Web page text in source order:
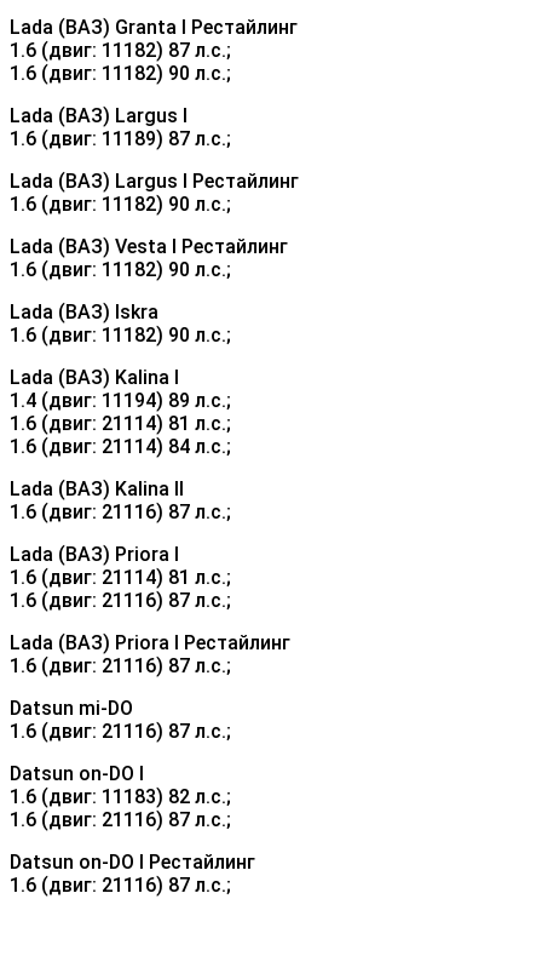
Lada (ВАЗ) Granta I Рестайлинг
1.6 (двиг: 11182) 87 л.с.;
1.6 (двиг: 11182) 90 л.с.;
Lada (ВАЗ) Largus I
1.6 (двиг: 11189) 87 л.с.;
Lada (ВАЗ) Largus I Рестайлинг
1.6 (двиг: 11182) 90 л.с.;
Lada (ВАЗ) Vesta I Рестайлинг
1.6 (двиг: 11182) 90 л.с.;
Lada (ВАЗ) Iskra
1.6 (двиг: 11182) 90 л.с.;
Lada (ВАЗ) Kalina I
1.4 (двиг: 11194) 89 л.с.;
1.6 (двиг: 21114) 81 л.с.;
1.6 (двиг: 21114) 84 л.с.;
Lada (ВАЗ) Kalina II
1.6 (двиг: 21116) 87 л.с.;
Lada (ВАЗ) Priora I
1.6 (двиг: 21114) 81 л.с.;
1.6 (двиг: 21116) 87 л.с.;
Lada (ВАЗ) Priora I Рестайлинг
1.6 (двиг: 21116) 87 л.с.;
Datsun mi-DO
1.6 (двиг: 21116) 87 л.с.;
Datsun on-DO I
1.6 (двиг: 11183) 82 л.с.;
1.6 (двиг: 21116) 87 л.с.;
Datsun on-DO I Рестайлинг
1.6 (двиг: 21116) 87 л.с.;